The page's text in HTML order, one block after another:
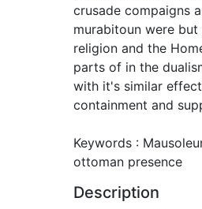
crusade compaigns
murabitoun were
religion and the
parts of in the
with it's similar
containment and
Keywords :
ottoman presence
Description